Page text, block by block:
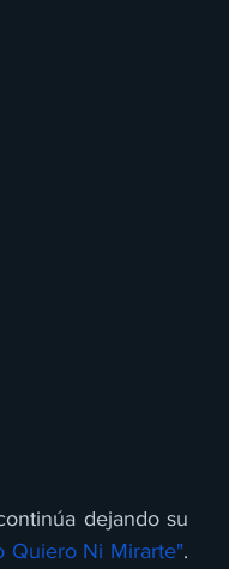
dejando su
Quiero Ni Mirarte".